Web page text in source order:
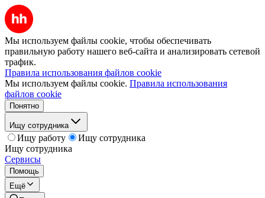
Мы используем файлы cookie, чтобы обеспечивать
правильную работу нашего веб-сайта и анализировать сетевой
трафик.
Правила использования файлов cookie
Мы используем файлы cookie. Правила использования
файлов cookie
Понятно
Ищу сотрудника
Ищу работу
Ищу сотрудника
Ищу сотрудника
Сервисы
Помощь
Ещё